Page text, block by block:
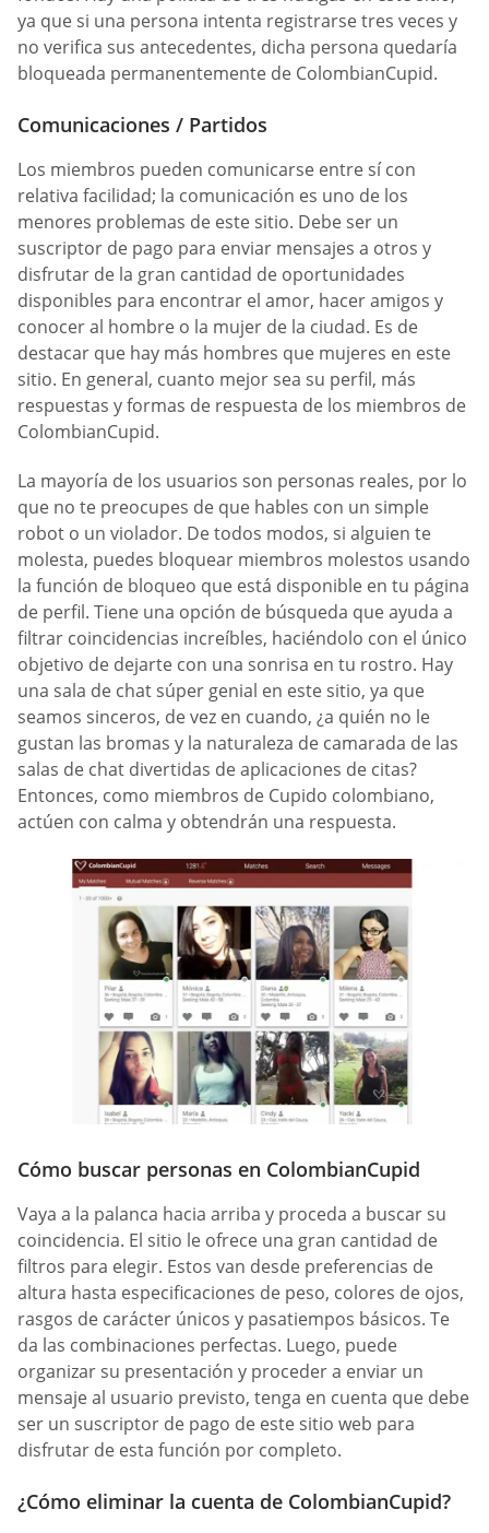
ya que si una persona intenta registrarse tres veces y
no verifica sus antecedentes, dicha persona quedaría
bloqueada permanentemente de ColombianCupid.
Comunicaciones / Partidos
Los miembros pueden comunicarse entre sí con
relativa facilidad; la comunicación es uno de los
menores problemas de este sitio. Debe ser un
suscriptor de pago para enviar mensajes a otros y
disfrutar de la gran cantidad de oportunidades
disponibles para encontrar el amor, hacer amigos y
conocer al hombre o la mujer de la ciudad. Es de
destacar que hay más hombres que mujeres en este
sitio. En general, cuanto mejor sea su perfil, más
respuestas y formas de respuesta de los miembros de
ColombianCupid.
La mayoría de los usuarios son personas reales, por lo
que no te preocupes de que hables con un simple
robot o un violador. De todos modos, si alguien te
molesta, puedes bloquear miembros molestos usando
la función de bloqueo que está disponible en tu página
de perfil. Tiene una opción de búsqueda que ayuda a
filtrar coincidencias increíbles, haciéndolo con el único
objetivo de dejarte con una sonrisa en tu rostro. Hay
una sala de chat súper genial en este sitio, ya que
seamos sinceros, de vez en cuando, ¿a quién no le
gustan las bromas y la naturaleza de camarada de las
salas de chat divertidas de aplicaciones de citas?
Entonces, como miembros de Cupido colombiano,
actúen con calma y obtendrán una respuesta.
Cómo buscar personas en ColombianCupid
Vaya a la palanca hacia arriba y proceda a buscar su
coincidencia. El sitio le ofrece una gran cantidad de
filtros para elegir. Estos van desde preferencias de
altura hasta especificaciones de peso, colores de ojos,
rasgos de carácter únicos y pasatiempos básicos. Te
da las combinaciones perfectas. Luego, puede
organizar su presentación y proceder a enviar un
mensaje al usuario previsto, tenga en cuenta que debe
ser un suscriptor de pago de este sitio web para
disfrutar de esta función por completo.
¿Cómo eliminar la cuenta de ColombianCupid?